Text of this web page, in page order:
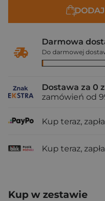
Darmowa
Do darmowej
Dostawa za 0
zamówień od
Kup teraz,
Kup teraz,
Kup w zestawie